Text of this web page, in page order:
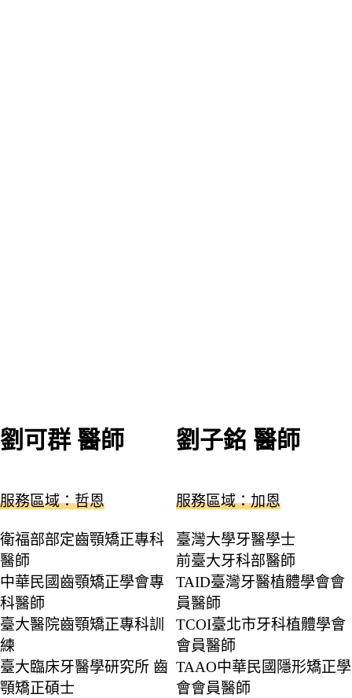
劉可群 醫師 劉子銘 醫師
服務區域：哲恩
衛福部部定齒顎矯正專科
醫師
中華民國齒顎矯正學會專
科醫師
臺大醫院齒顎矯正專科訓
練
臺大臨床牙醫學研究所 齒
顎矯正碩士
服務區域：加恩
臺灣大學牙醫學士
前臺大牙科部醫師
TAID臺灣牙醫植體學會會
員醫師
TCOI臺北市牙科植體學會
會員醫師
TAAO中華民國隱形矯正學
會會員醫師